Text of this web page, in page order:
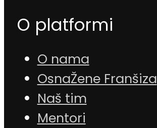
O platformi
O nama
OsnaŽene Franšiza
Naš tim
Mentori